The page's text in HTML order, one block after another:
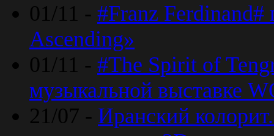
01/11 - #Franz Ferdinand#
Ascending»
01/11 - #The Spirit of
музыкальной выставке
21/07 - Иранский